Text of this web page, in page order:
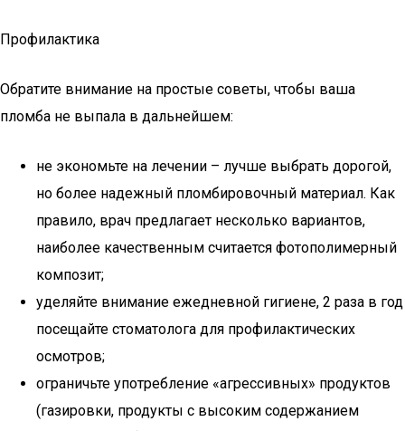
Профилактика
Обратите внимание на простые советы, чтобы ваша
пломба не выпала в дальнейшем:
не экономьте на лечении – лучше выбрать дорогой,
но более надежный пломбировочный материал. Как
правило, врач предлагает несколько вариантов,
наиболее качественным считается фотополимерный
композит;
уделяйте внимание ежедневной гигиене, 2 раза в год
посещайте стоматолога для профилактических
осмотров;
ограничьте употребление «агрессивных» продуктов
(газировки, продукты с высоким содержанием